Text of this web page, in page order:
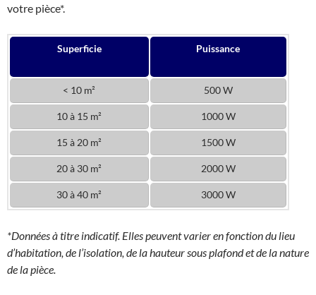
votre pièce*.
Superficie Puissance
< 10 m² 500 W
10 à 15 m² 1000 W
15 à 20 m² 1500 W
20 à 30 m² 2000 W
30 à 40 m² 3000 W
*Données à titre indicatif. Elles peuvent varier en fonction du lieu
d’habitation, de l’isolation, de la hauteur sous plafond et de la nature
de la pièce.